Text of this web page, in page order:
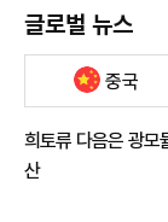
글로벌 뉴스
중국
희토류 다음은 광
산